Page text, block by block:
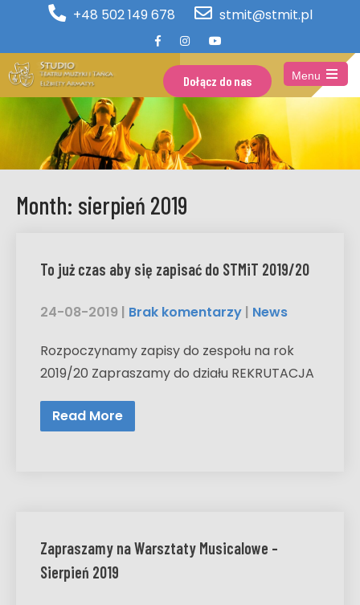
+48 502 149 678 stmit@stmit.pl
Dołącz do nas
Menu
Open
the
main
menu
Month: sierpień 2019
To już czas aby się zapisać do STMiT 2019/20
24-08-2019 | Brak komentarzy | News
Rozpoczynamy zapisy do zespołu na rok
2019/20 Zapraszamy do działu REKRUTACJA
Read More
Zapraszamy na Warsztaty Musicalowe –
Sierpień 2019